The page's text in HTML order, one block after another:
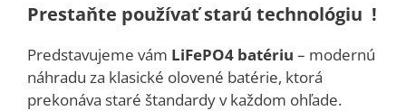
Prestaňte používať starú technológiu !
Predstavujeme vám LiFePO4 batériu – modernú
náhradu za klasické olovené batérie, ktorá
prekonáva staré štandardy v každom ohľade.